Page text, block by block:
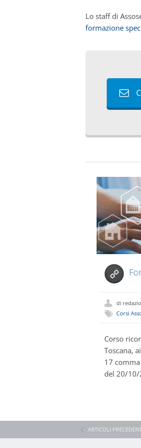
Lo staff di
formazione
di
Corsi
Corso
Toscana,
17
del 20/
ARTICOLI